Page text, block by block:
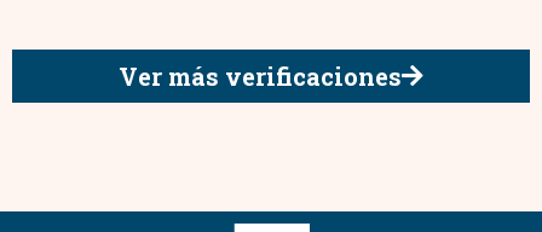
Ver más verificaciones